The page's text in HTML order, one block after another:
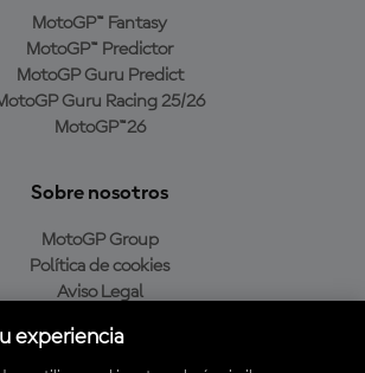
MotoGP™ Fantasy
MotoGP™ Predictor
MotoGP Guru Predict
Guru Racing 25/26
MotoGP™26
Sobre nosotros
MotoGP Group
Política de cookies
Aviso Legal
Política de compra
experiencia